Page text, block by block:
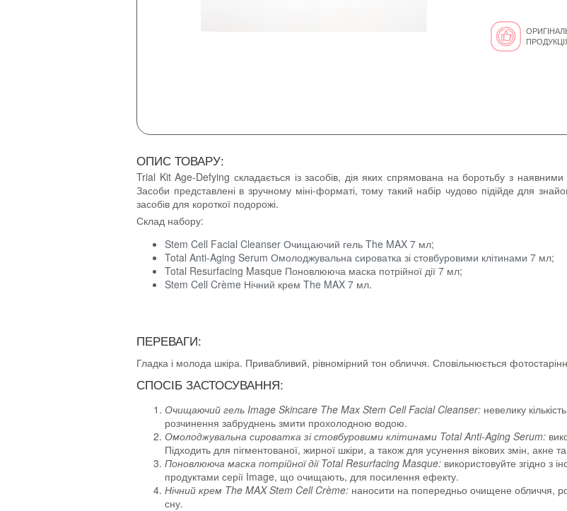
ОПИС ТОВАРУ:
Trial Kit Age-Defying складається із засобів, дія яких спрямована на боротьбу з
Засоби представлені в зручному міні-форматі, тому такий набір чудово підійде для
засобів для короткої подорожі.
Склад набору:
Stem Cell Facial Cleanser Очищаючий гель The MAX 7 мл;
Total Anti-Aging Serum Омолоджувальна сироватка зі стовбуровими клітинами 7 мл;
Total Resurfacing Masque Поновлююча маска потрійної дії 7 мл;
Stem Cell Crème Нічний крем The MAX 7 мл.
ПЕРЕВАГИ:
Гладка і молода шкіра. Привабливий, рівномірний тон обличчя. Сповільнюється
СПОСІБ ЗАСТОСУВАННЯ:
Очищаючий гель Image Skincare The Max Stem Cell Facial Cleanser: невелику
розчинення забруднень змити прохолодною водою.
Омолоджувальна сироватка зі стовбуровими клітинами Total Anti-Aging Serum:
Підходить для пігментованої, жирної шкіри, а також для усунення вікових змін, акне
Поновлююча маска потрійної дії Total Resurfacing Masque: використовуйте згідно з
продуктами серії Image, що очищають, для посилення ефекту.
Нічний крем The MAX Stem Cell Crème: наносити на попередньо очищене обличчя,
сну.